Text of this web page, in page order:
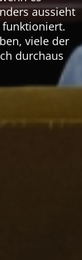
aussieht
viele der
durchaus